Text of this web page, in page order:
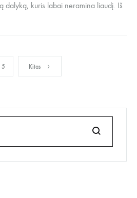
dalyką, kuris labai neramina liaudį. Iš
Penkta koja gauna pinigų? Kažin,
5 Kitas
Ieškoti